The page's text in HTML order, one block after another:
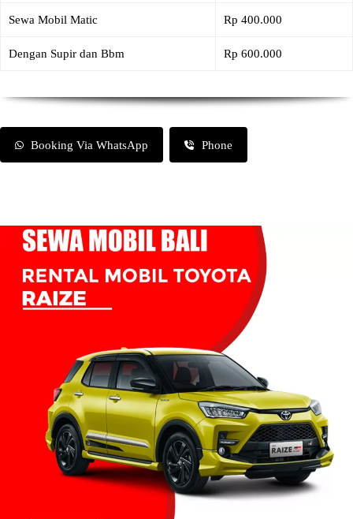
Sewa Mobil Matic Rp 400.000
Dengan Supir dan Bbm Rp 600.000
Booking Via WhatsApp Phone